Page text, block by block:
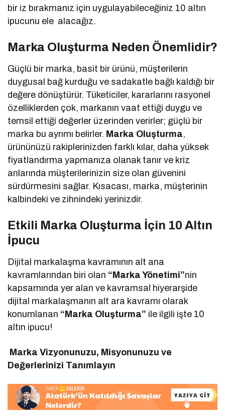
bir iz bırakmanız için uygulayabileceğiniz 10 altın
ipucunu ele alacağız.
Marka Oluşturma Neden Önemlidir?
Güçlü bir marka, basit bir ürünü, müşterilerin
duygusal bağ kurduğu ve sadakatle bağlı kaldığı bir
değere dönüştürür. Tüketiciler, kararlarını rasyonel
özelliklerden çok, markanın vaat ettiği duygu ve
temsil ettiği değerler üzerinden verirler; güçlü bir
marka bu ayrımı belirler. Marka Oluşturma,
ürününüzü rakiplerinizden farklı kılar, daha yüksek
fiyatlandırma yapmanıza olanak tanır ve kriz
anlarında müşterilerinizin size olan güvenini
sürdürmesini sağlar. Kısacası, marka, müşterinin
kalbindeki ve zihnindeki yerinizdir.
Etkili Marka Oluşturma İçin 10 Altın
İpucu
Dijital markalaşma kavramının alt ana
kavramlarından biri olan “Marka Yönetimi”nin
kapsamında yer alan ve kavramsal hiyerarşide
dijital markalaşmanın alt ara kavramı olarak
konumlanan “Marka Oluşturma” ile ilgili işte 10
altın ipucu!
Marka Vizyonunuzu, Misyonunuzu ve
Değerlerinizi Tanımlayın